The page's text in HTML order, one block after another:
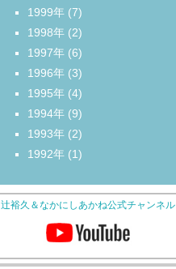
1999年 (7)
1998年 (2)
1997年 (6)
1996年 (3)
1995年 (4)
1994年 (9)
1993年 (2)
1992年 (1)
辻裕久＆なかにしあかね公式チャンネル